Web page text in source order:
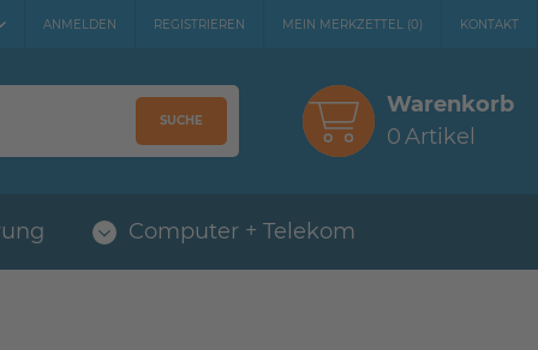
ANMELDEN REGISTRIEREN MEIN MERKZETTEL (0) KONTAKT
SUCHE
Warenkorb
0Artikel
Computer + Telekom